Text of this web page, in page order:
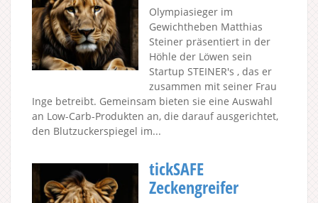
Olympiasieger im
Gewichtheben Matthias
Steiner präsentiert in der
Höhle der Löwen sein
Startup STEINER's , das er
zusammen mit seiner Frau
Inge betreibt. Gemeinsam bieten sie eine Auswahl
an Low-Carb-Produkten an, die darauf ausgerichtet,
den Blutzuckerspiegel im...
tickSAFE
Zeckengreifer